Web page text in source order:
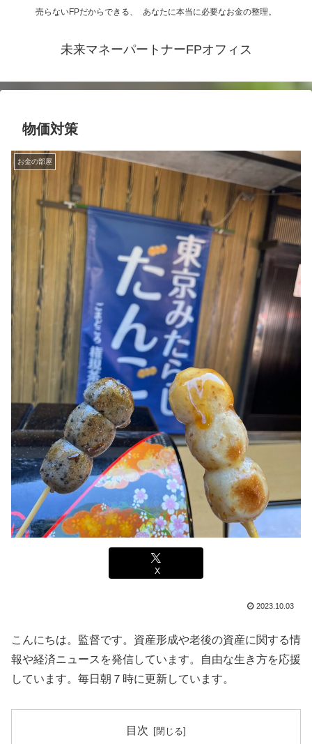
売らないFPだからできる、 あなたに本当に必要なお金の整理。
未来マネーパートナーFPオフィス
物価対策
お金の部屋
X
2023.10.03
こんにちは。監督です。資産形成や老後の資産に関する情
報や経済ニュースを発信しています。自由な生き方を応援
しています。毎日朝７時に更新しています。
目次